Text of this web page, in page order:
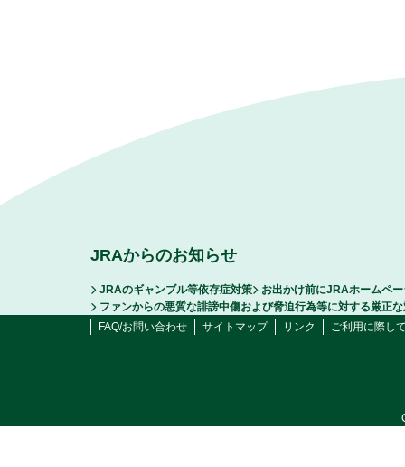
JRAからのお知らせ
JRAのギャンブル等依存症対策
お出かけ前にJRAホームペ
ファンからの悪質な誹謗中傷および脅迫行為等に対する厳正
FAQ/お問い合わせ
サイトマップ リンク ご利用に際し